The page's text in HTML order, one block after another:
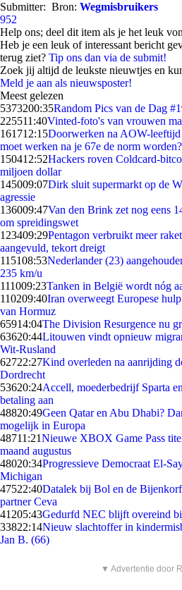
Submitter: Bron: Wegmisbruikers
952
Help ons; deel dit item als je het leuk
Heb je een leuk of interessant bericht
terug ziet? Tip ons dan via de submit!
Zoek jij altijd de leukste nieuwtjes en
Meld je aan als nieuwsposter!
Meest gelezen
5373200:35Random Pics van de Dag
225511:40Vinted-foto's van vrouwen
161712:15Doorwerken na AOW-leeftijd
moet werken na je 67e de norm worden?
150412:52Hackers roven Coldcard-
miljoen dollar
145009:07Dirk sluit supermarkt op de
agressie
136009:47Van den Brink zet nog eens
om spreidingswet
123409:29Pentagon verbruikt meer
aangevuld, tekort dreigt
115108:53Nederlander (23)
235 km/u
111009:23Tanken in België wordt nóg
110209:40Iran overweegt Europese
van Hormuz
65914:04The Division Resurgence nu
63620:44Litouwen vindt opnieuw
Wit-Rusland
62722:27Kind overleden na aanrijding
Dordrecht
53620:24Accell, moederbedrijf Sparta
betaling aan
48820:49Geen Qatar en Abu Dhabi?
mogelijk in Europa
48711:21Nieuwe XBOX Game Pass
maand augustus
48020:34Progressieve Democraat El-
Michigan
47522:40Datalek bij Bol en de
partner Ceva
41205:43Gedurfd NEC blijft overeind
33822:14Nieuw slachtoffer in
Jan B. (66)
▼ Advertentie door